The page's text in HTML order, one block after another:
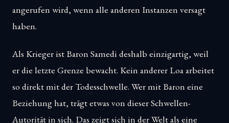
angerufen wird, wenn alle anderen Instanzen versagt
haben.
Als Krieger ist Baron Samedi deshalb einzigartig, weil
er die letzte Grenze bewacht. Kein anderer Loa arbeitet
so direkt mit der Todesschwelle. Wer mit Baron eine
Beziehung hat, trägt etwas von dieser Schwellen-
Autorität in sich. Das zeigt sich in der Welt als eine